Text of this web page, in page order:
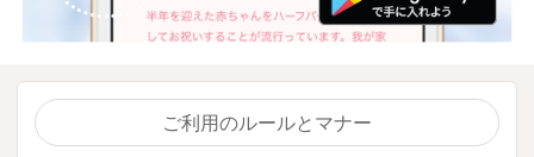
ご利用のルールとマナー